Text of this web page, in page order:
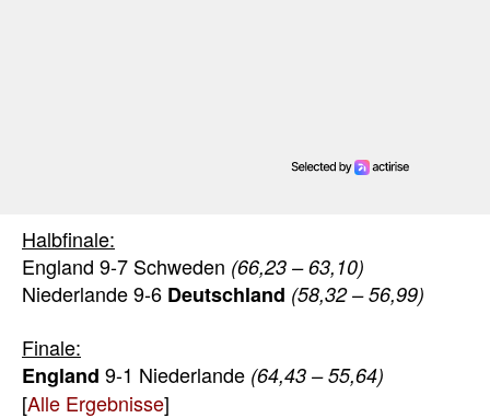
Halbfinale:
England 9-7 Schweden (66,23 – 63,10)
Niederlande 9-6 Deutschland (58,32 – 56,99)
Finale:
England 9-1 Niederlande (64,43 – 55,64)
[Alle Ergebnisse]